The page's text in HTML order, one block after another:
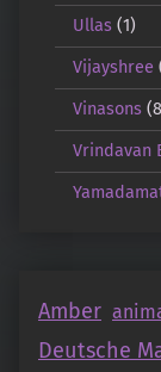
Ullas(1)
Vijayshree
Vinasons
Vrindavan
Amber
Deutsche